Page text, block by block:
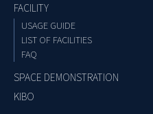
FACILITY
USAGE GUIDE
LIST OF FACILITIES
FAQ
SPACE DEMONSTRATION
KIBO